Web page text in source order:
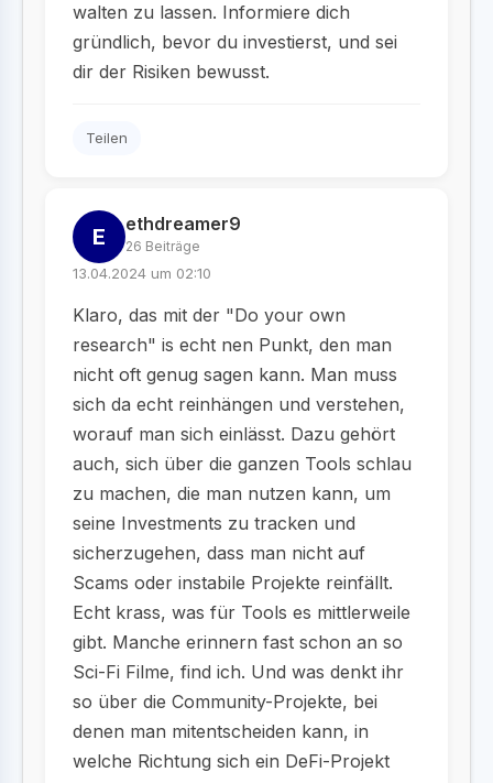
walten zu lassen. Informiere dich
gründlich, bevor du investierst, und sei
dir der Risiken bewusst.
Teilen
E ethdreamer9
26 Beiträge
13.04.2024 um 02:10
Klaro, das mit der "Do your own
research" is echt nen Punkt, den man
nicht oft genug sagen kann. Man muss
sich da echt reinhängen und verstehen,
worauf man sich einlässt. Dazu gehört
auch, sich über die ganzen Tools schlau
zu machen, die man nutzen kann, um
seine Investments zu tracken und
sicherzugehen, dass man nicht auf
Scams oder instabile Projekte reinfällt.
Echt krass, was für Tools es mittlerweile
gibt. Manche erinnern fast schon an so
Sci-Fi Filme, find ich. Und was denkt ihr
so über die Community-Projekte, bei
denen man mitentscheiden kann, in
welche Richtung sich ein DeFi-Projekt